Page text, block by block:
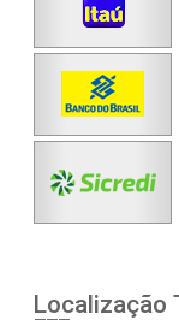
Localização